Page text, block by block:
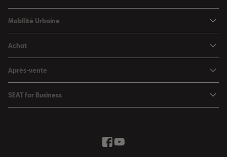
SEAT Arona
SEAT Leon
SEAT Leon Sportstourer
SEAT Ateca
Mobilité Urbaine
Voitures hybrides
Charger à domicile
Achat
Véhicules de stock
Conditions Summer
Après-vente
Services SEAT
SEAT for Business